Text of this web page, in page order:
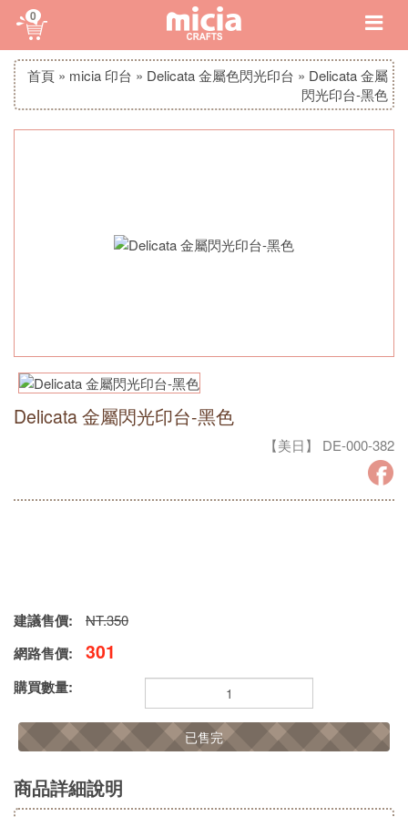
0
首頁 » micia 印台 » Delicata 金屬色閃光印台 » Delicata 金屬
閃光印台-黑色
Delicata 金屬閃光印台-黑色
【美日】 DE-000-382
建議售價: NT.350
網路售價: 301
購買數量:
已售完
商品詳細說明